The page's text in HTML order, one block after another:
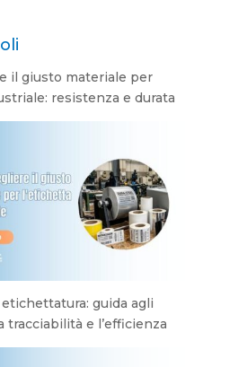
il giusto materiale per
resistenza e durata
guida agli
tracciabilità e l’efficienza